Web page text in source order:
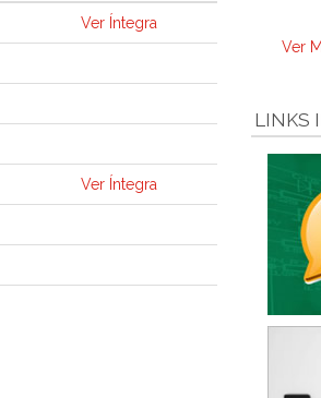
Ver Íntegra
Ver Íntegra
Ver
LINKS